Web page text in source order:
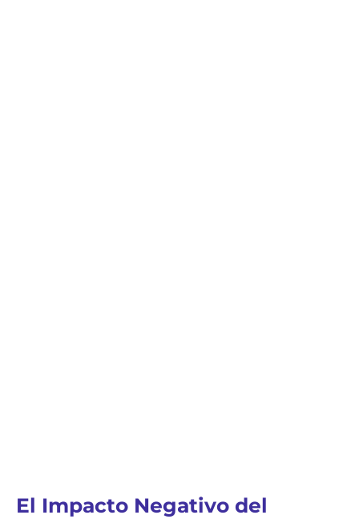
El Impacto Negativo del